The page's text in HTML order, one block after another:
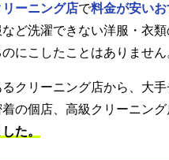
リーニング店で料金が安い
など洗濯できない洋服・衣
にこしたことはありません
るクリーニング店から、大
着の個店、高級クリーニン
た。